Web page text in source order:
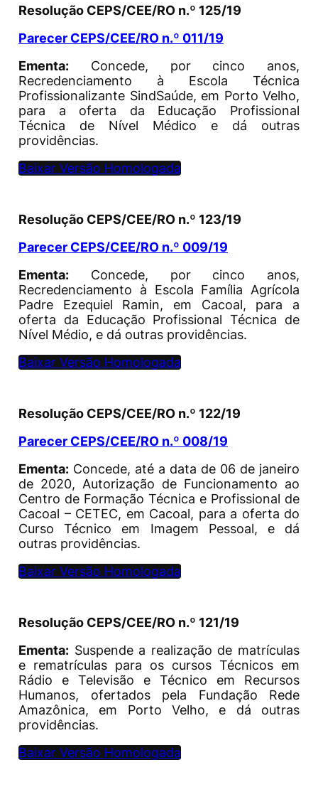
Resolução CEPS/CEE/RO n.º 125/19
Parecer CEPS/CEE/RO n.º 011/19
Ementa: Concede, por cinco anos,
Recredenciamento à Escola Técnica
Profissionalizante SindSaúde, em Porto Velho,
para a oferta da Educação Profissional
Técnica de Nível Médico e dá outras
providências.
Baixar Versão Homologada
Resolução CEPS/CEE/RO n.º 123/19
Parecer CEPS/CEE/RO n.º 009/19
Ementa: Concede, por cinco anos,
Recredenciamento à Escola Família Agrícola
Padre Ezequiel Ramin, em Cacoal, para a
oferta da Educação Profissional Técnica de
Nível Médio, e dá outras providências.
Baixar Versão Homologada
Resolução CEPS/CEE/RO n.º 122/19
Parecer CEPS/CEE/RO n.º 008/19
Ementa: Concede, até a data de 06 de janeiro
de 2020, Autorização de Funcionamento ao
Centro de Formação Técnica e Profissional de
Cacoal – CETEC, em Cacoal, para a oferta do
Curso Técnico em Imagem Pessoal, e dá
outras providências.
Baixar Versão Homologada
Resolução CEPS/CEE/RO n.º 121/19
Ementa: Suspende a realização de matrículas
e rematrículas para os cursos Técnicos em
Rádio e Televisão e Técnico em Recursos
Humanos, ofertados pela Fundação Rede
Amazônica, em Porto Velho, e dá outras
providências.
Baixar Versão Homologada